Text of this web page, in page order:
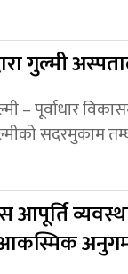
गुल्मी
– पूर्वाधार
सदरमुकाम
आपूर्ति